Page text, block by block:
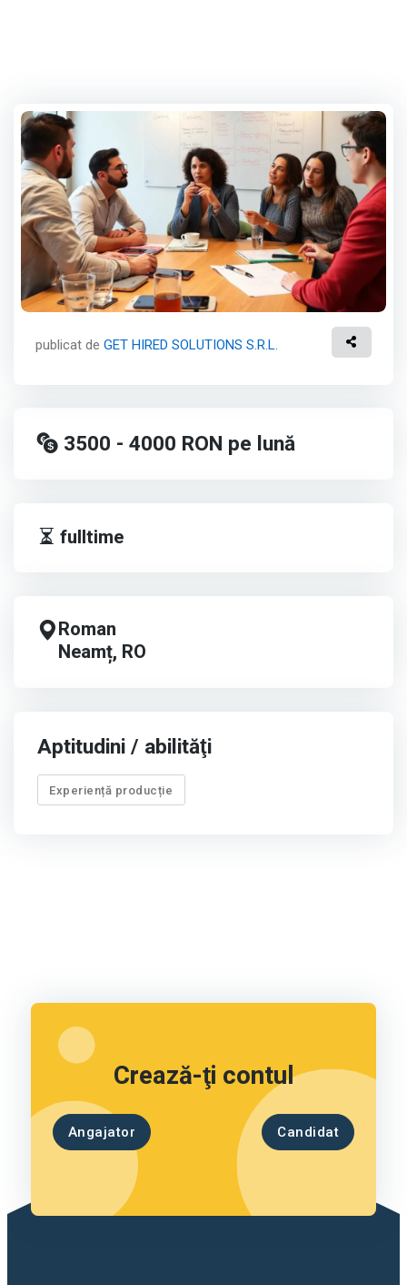
publicat de GET HIRED SOLUTIONS S.R.L.
3500 - 4000 RON pe lună
fulltime
Roman
Neamț, RO
Aptitudini / abilităţi
Experiență producție
Crează-ţi contul
Angajator Candidat